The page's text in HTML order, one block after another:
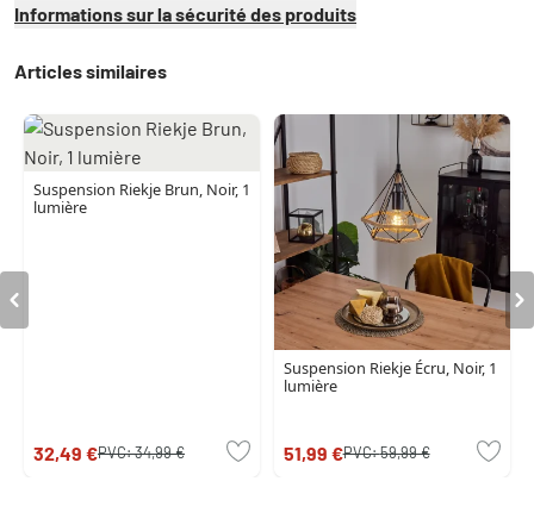
Informations sur la sécurité des produits
Articles similaires
Suspension Riekje Brun, Noir, 1
lumière
32,49 €PVC:34,99 €
Suspension Riekje Écru, Noir, 1
lumière
51,99 €PVC:59,99 €